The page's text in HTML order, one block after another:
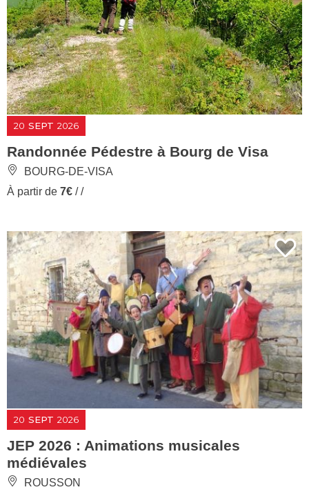
20 SEPT 2026
Randonnée Pédestre à Bourg de Visa
BOURG-DE-VISA
À partir de 7€ / /
20 SEPT 2026
JEP 2026 : Animations musicales
médiévales
ROUSSON